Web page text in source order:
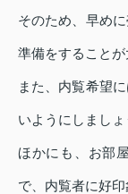
そのため、早め
準備をすることが
また、内覧希望
いようにしましょ
ほかにも、お部
で、内覧者に好